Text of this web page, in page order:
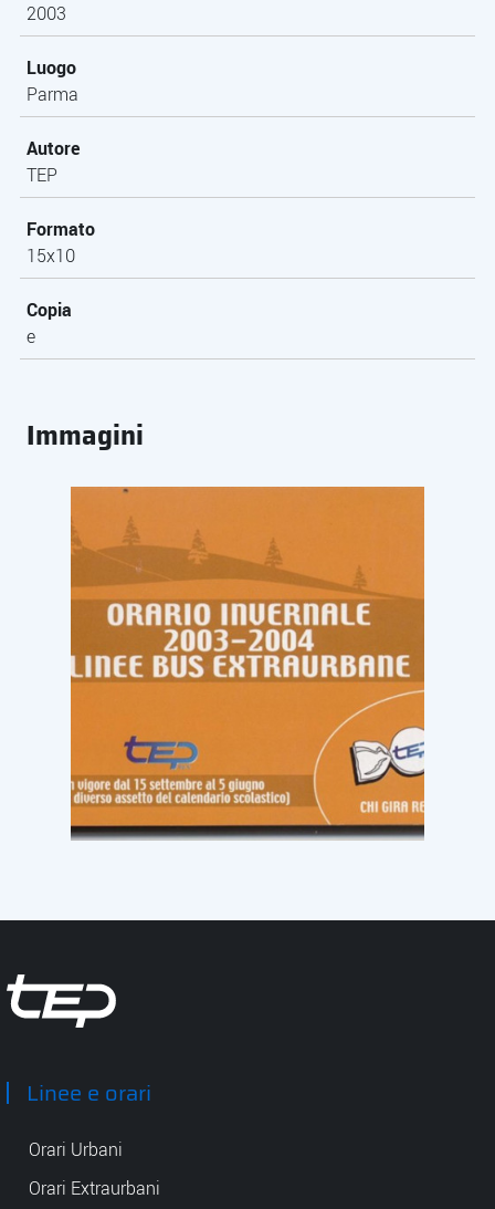
2003
Luogo
Parma
Autore
TEP
Formato
15x10
Copia
e
Immagini
Linee e orari
Orari Urbani
Orari Extraurbani